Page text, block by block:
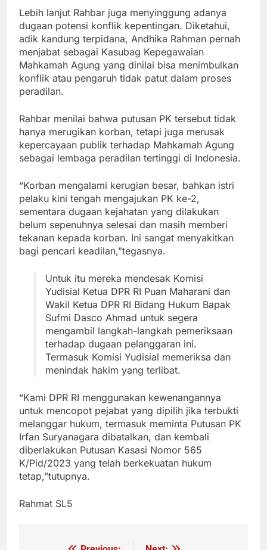
Lebih lanjut Rahbar juga menyinggung adanya
dugaan potensi konflik kepentingan. Diketahui,
adik kandung terpidana, Andhika Rahman pernah
menjabat sebagai Kasubag Kepegawaian
Mahkamah Agung yang dinilai bisa menimbulkan
konflik atau pengaruh tidak patut dalam proses
peradilan.
Rahbar menilai bahwa putusan PK tersebut tidak
hanya merugikan korban, tetapi juga merusak
kepercayaan publik terhadap Mahkamah Agung
sebagai lembaga peradilan tertinggi di Indonesia.
“Korban mengalami kerugian besar, bahkan istri
pelaku kini tengah mengajukan PK ke-2,
sementara dugaan kejahatan yang dilakukan
belum sepenuhnya selesai dan masih memberi
tekanan kepada korban. Ini sangat menyakitkan
bagi pencari keadilan,”tegasnya.
Untuk itu mereka mendesak Komisi
Yudisial Ketua DPR RI Puan Maharani dan
Wakil Ketua DPR RI Bidang Hukum Bapak
Sufmi Dasco Ahmad untuk segera
mengambil langkah-langkah pemeriksaan
terhadap dugaan pelanggaran ini.
Termasuk Komisi Yudisial memeriksa dan
menindak hakim yang terlibat.
“Kami DPR RI menggunakan kewenangannya
untuk mencopot pejabat yang dipilih jika terbukti
melanggar hukum, termasuk meminta Putusan PK
Irfan Suryanagara dibatalkan, dan kembali
diberlakukan Putusan Kasasi Nomor 565
K/Pid/2023 yang telah berkekuatan hukum
tetap,”tutupnya.
Rahmat SL5